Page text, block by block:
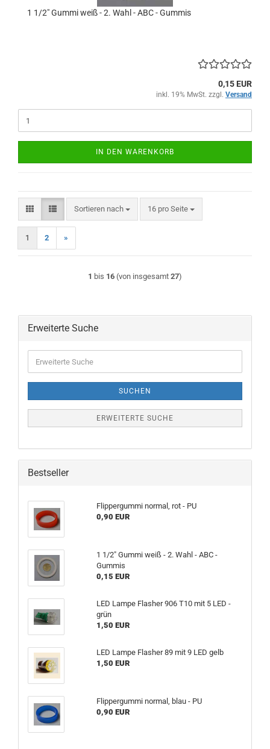
1 1/2" Gummi weiß - 2. Wahl - ABC - Gummis
0,15 EUR
inkl. 19% MwSt. zzgl. Versand
IN DEN WARENKORB
Sortieren nach
Sortieren nach 16 pro Seite
pro Seite
1 2 »
1 bis 16 (von insgesamt 27)
Erweiterte Suche
Suche
SUCHEN
ERWEITERTE SUCHE
Bestseller
Flippergummi normal, rot - PU
0,90 EUR
1 1/2" Gummi weiß - 2. Wahl - ABC -
Gummis
0,15 EUR
LED Lampe Flasher 906 T10 mit 5 LED -
grün
1,50 EUR
LED Lampe Flasher 89 mit 9 LED gelb
1,50 EUR
Flippergummi normal, blau - PU
0,90 EUR